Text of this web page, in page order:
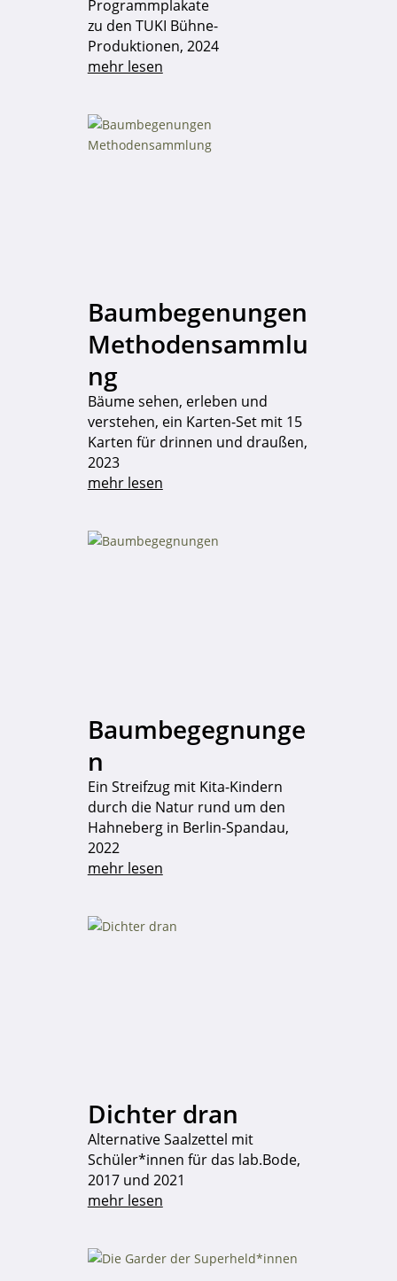
Programmplakate
zu den TUKI Bühne-
Produktionen, 2024
mehr lesen
Baumbegenungen
Methodensammlu
ng
Bäume sehen, erleben und
verstehen, ein Karten-Set mit 15
Karten für drinnen und draußen,
2023
mehr lesen
Baumbegegnunge
n
Ein Streifzug mit Kita-Kindern
durch die Natur rund um den
Hahneberg in Berlin-Spandau,
2022
mehr lesen
Dichter dran
Alternative Saalzettel mit
Schüler*innen für das lab.Bode,
2017 und 2021
mehr lesen